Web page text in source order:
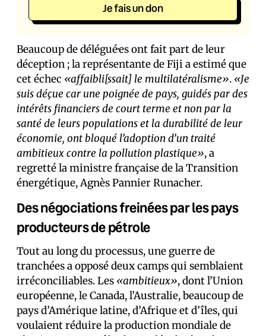
Je fais un don
Beaucoup de délégué·es ont fait part de leur
déception ; la représentante de Fiji a estimé que
cet échec «affaibli[ssait] le multilatéralisme». «Je
suis déçue car une poignée de pays, guidés par des
intérêts financiers de court terme et non par la
santé de leurs populations et la durabilité de leur
économie, ont bloqué l’adoption d’un traité
ambitieux contre la pollution plastique», a
regretté la ministre française de la Transition
énergétique, Agnès Pannier Runacher.
Des négociations freinées par les pays
producteurs de pétrole
Tout au long du processus, une guerre de
tranchées a opposé deux camps qui semblaient
irréconciliables. Les «ambitieux», dont l’Union
européenne, le Canada, l’Australie, beaucoup de
pays d’Amérique latine, d’Afrique et d’îles, qui
voulaient réduire la production mondiale de